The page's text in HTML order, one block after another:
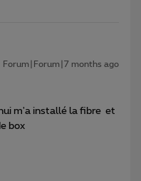
Forum|Forum|7 months ago
m'a installé la fibre et
box